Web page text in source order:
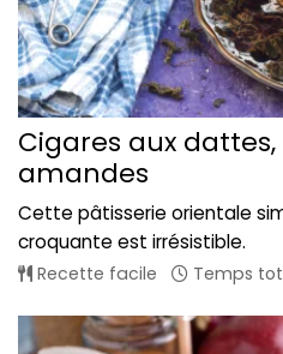
Cigares aux
amandes
Cette pâtisserie orientale
croquante est irrésistible.
Recette facile Temps